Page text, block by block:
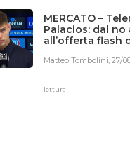
MERCATO –
Palacios: dal no
all’offerta flash
Matteo Tombolini,27/
lettura